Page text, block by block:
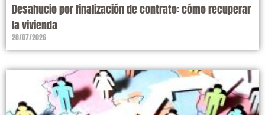
Desahucio por finalización de contrato: cómo recuperar
la vivienda
28/07/2026